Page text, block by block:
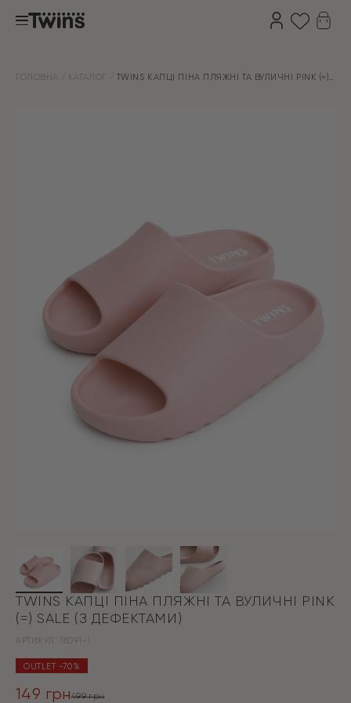
ГОЛОВНА КАТАЛОГ
TWINS КАПЦІ ПІНА ПЛЯЖНІ ТА ВУЛИЧНІ PINK (=)
TWINS КАПЦІ ПІНА ПЛЯЖНІ ТА ВУЛИЧНІ PINK
(=) SALE (З ДЕФЕКТАМИ)
АРТИКУЛ: 18091-1
OUTLET -70%
499грн
149 грн